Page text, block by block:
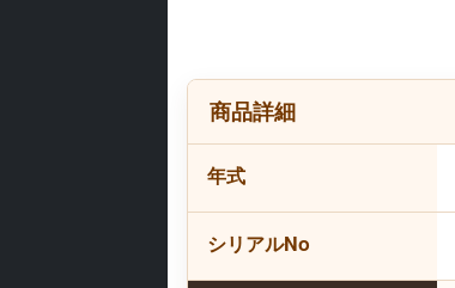
商品詳細
年式
シリアルNo